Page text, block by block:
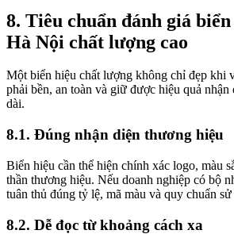
8. Tiêu chuẩn đánh giá
Hà Nội chất lượng cao
Một biển hiệu chất lượng không chỉ đẹp khi
phải bền, an toàn và giữ được hiệu quả
dài.
8.1. Đúng nhận diện thương hiệu
Biển hiệu cần thể hiện chính xác logo, màu
thần thương hiệu. Nếu doanh nghiệp có bộ
tuân thủ đúng tỷ lệ, mã màu và quy chuẩn
8.2. Dễ đọc từ khoảng cách xa